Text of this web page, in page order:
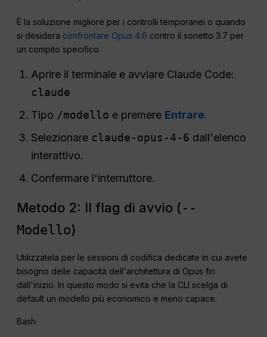
È la soluzione migliore per i controlli temporanei o quando
si desidera confrontare Opus 4.6 contro il sonetto 3.7 per
un compito specifico.
Aprire il terminale e avviare Claude Code:
claude
Tipo /modello e premere Entrare.
Selezionare claude-opus-4-6 dall'elenco
interattivo.
Confermare l'interruttore.
Metodo 2: Il flag di avvio ( --
Modello)
Utilizzatela per le sessioni di codifica dedicate in cui avete
bisogno delle capacità dell'architettura di Opus fin
dall'inizio. In questo modo si evita che la CLI scelga di
default un modello più economico e meno capace.
Bash